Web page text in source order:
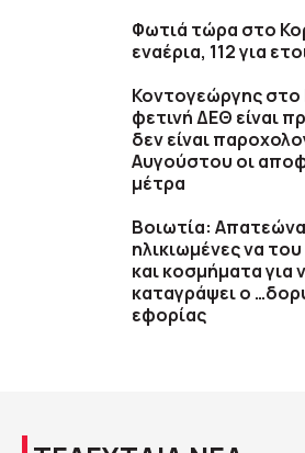
Φωτιά τώρα στο
εναέρια, 112 για
Κοντογεώργης
φετινή ΔΕΘ είναι
δεν είναι
Αυγούστου οι
μέτρα
Βοιωτία:
ηλικιωμένες να
και κοσμήματα για
καταγράψει ο
εφορίας